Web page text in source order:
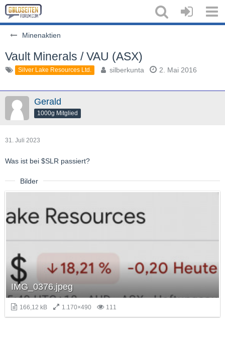
Minenaktien
Vault Minerals / VAU (ASX)
Silver Lake Resources Ltd. silberkunta 2. Mai 2016
Gerald
1000g Mitglied
31. Juli 2023
Was ist bei $SLR passiert?
Bilder
IMG_0376.jpeg
166,12 kB 1.170×490 111